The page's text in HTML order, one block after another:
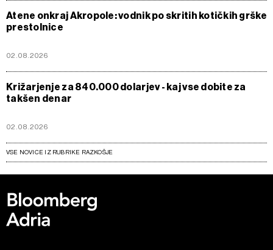
Atene onkraj Akropole: vodnik po skritih kotičkih grške
prestolnice
02.08.2026
Križarjenje za 840.000 dolarjev - kaj vse dobite za
takšen denar
02.08.2026
VSE NOVICE IZ RUBRIKE RAZKOŠJE